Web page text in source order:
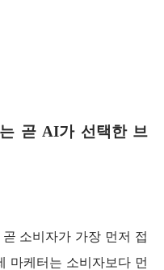
곧 AI가 선택한 브
소비자가 가장 먼저 접
마케터는 소비자보다 먼